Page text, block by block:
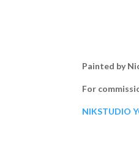
Painted by
For
NIKSTUDIO